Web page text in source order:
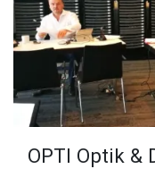
OPTI Optik &